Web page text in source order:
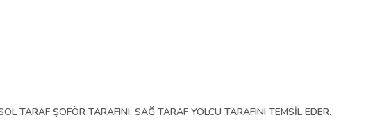
TARAF ŞOFÖR TARAFINI, SAĞ TARAF YOLCU TARAFINI TEMSİL EDER.